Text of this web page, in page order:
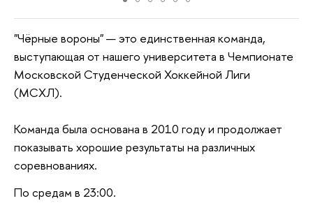
"Чёрные вороны" — это единственная команда,
выступающая от нашего университета в Чемпионате
Московской Студенческой Хоккейной Лиги
(МСХЛ).
Команда была основана в 2010 году и продолжает
показывать хорошие результаты на различных
соревнованиях.
По средам в 23:00.